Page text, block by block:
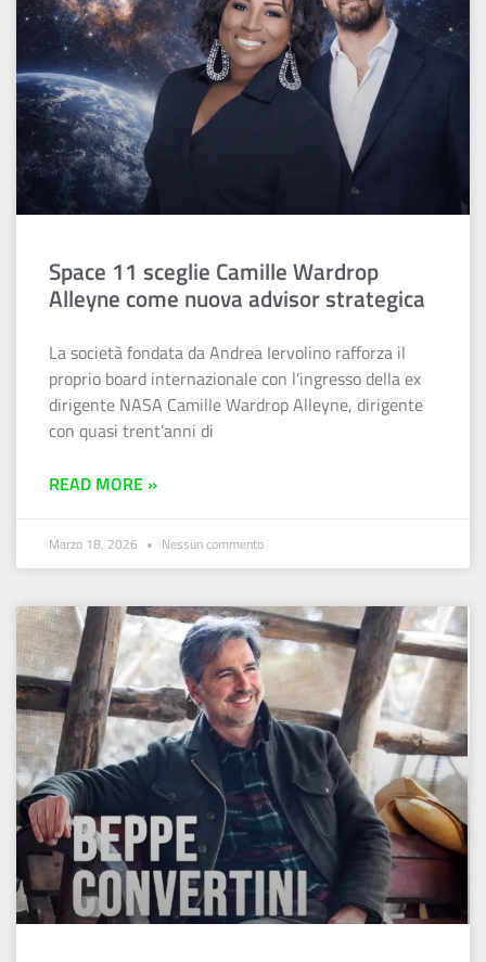
Space 11 sceglie Camille Wardrop
Alleyne come nuova advisor strategica
La società fondata da Andrea Iervolino rafforza il
proprio board internazionale con l’ingresso della ex
dirigente NASA Camille Wardrop Alleyne, dirigente
con quasi trent’anni di
READ MORE »
Marzo 18, 2026 Nessun commento